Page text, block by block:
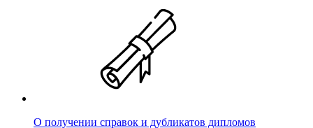
О получении справок и дубликатов дипломов